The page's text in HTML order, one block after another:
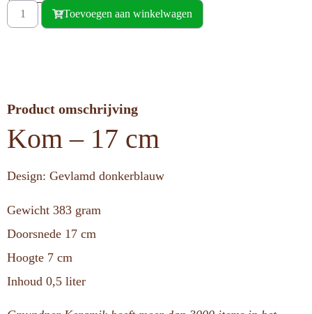
Toevoegen aan winkelwagen
Product omschrijving
Kom – 17 cm
Design: Gevlamd donkerblauw
Gewicht 383 gram
Doorsnede 17 cm
Hoogte 7 cm
Inhoud 0,5 liter